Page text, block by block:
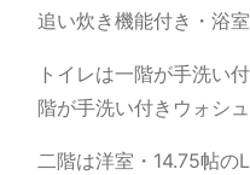
追い炊き機能付き・浴
トイレは一階が手洗い
階が手洗い付きウォシ
二階は洋室・14.75帖